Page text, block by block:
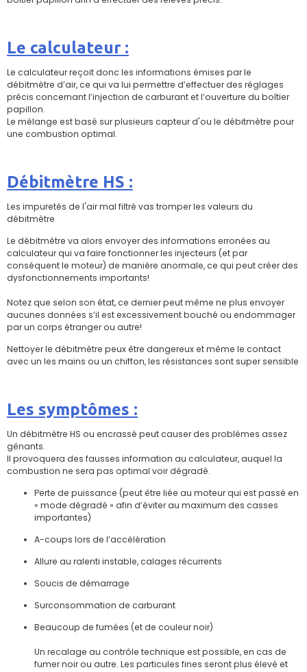
Le calculateur :
Le calculateur reçoit donc les informations émises par le
débitmètre d’air, ce qui va lui permettre d’effectuer des réglages
précis concernant l’injection de carburant et l’ouverture du boîtier
papillon.
Le mélange est basé sur plusieurs capteur d'ou le débitmètre pour
une combustion optimal.
Débitmètre HS :
Les impuretés de l'air mal filtré vas tromper les valeurs du
débitmètre
Le débitmètre va alors envoyer des informations erronées au
calculateur qui va faire fonctionner les injecteurs (et par
conséquent le moteur) de manière anormale, ce qui peut créer des
dysfonctionnements importants!
Notez que selon son état, ce dernier peut même ne plus envoyer
aucunes données s’il est excessivement bouché ou endommager
par un corps étranger ou autre!
Nettoyer le débitmètre peux être dangereux et même le contact
avec un les mains ou un chiffon, les résistances sont super sensible
Les symptômes :
Un débitmètre HS ou encrassé peut causer des problèmes assez
gênants.
Il provoquera des fausses information au calculateur, auquel la
combustion ne sera pas optimal voir dégradé.
Perte de puissance (peut être liée au moteur qui est passé en
« mode dégradé » afin d’éviter au maximum des casses
importantes)
A-coups lors de l’accélération
Allure au ralenti instable, calages récurrents
Soucis de démarrage
Surconsommation de carburant
Beaucoup de fumées (et de couleur noir)
Un recalage au contrôle technique est possible, en cas de
fumer noir ou autre. Les particules fines seront plus élevé et